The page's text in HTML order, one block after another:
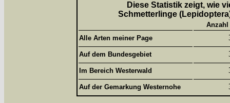
Diese Statistik zeigt, wie
Schmetterlinge
Alle Arten meiner Page
Auf dem Bundesgebiet
Im Bereich Westerwald
Auf der Gemarkung Westernohe